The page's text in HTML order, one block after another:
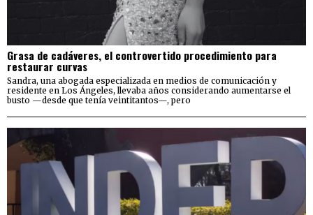
Grasa de cadáveres, el controvertido procedimiento para
restaurar curvas
Sandra, una abogada especializada en medios de comunicación y
residente en Los Ángeles, llevaba años considerando aumentarse el
busto —desde que tenía veintitantos—, pero